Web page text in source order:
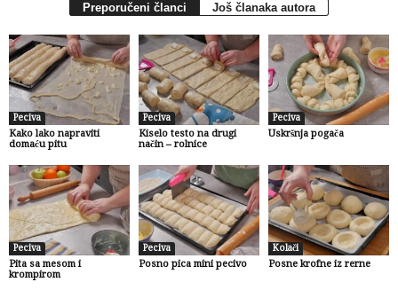
Preporučeni članci Još članaka autora
Peciva
Kako lako napraviti
domaću pitu
Peciva
Kiselo testo na drugi
način – rolnice
Peciva
Uskršnja pogača
Peciva
Pita sa mesom i
krompirom
Peciva
Posno pica mini pecivo
Kolači
Posne krofne iz rerne